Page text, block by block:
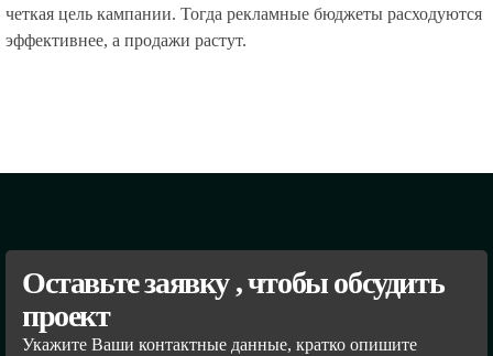
четкая цель кампании. Тогда рекламные бюджеты расходуются
эффективнее, а продажи растут.
Оставьте заявку , чтобы обсудить
проект
Укажите Ваши контактные данные, кратко опишите